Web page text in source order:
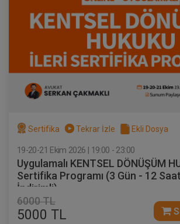
Sertifika Tekrar İzle Ekli Dosya
19-20-21 Ekim 2026 | 19:00 - 23:00
Uygulamalı KENTSEL DÖNÜŞÜM
Sertifika Programı (3 Gün - 12
İndirimli)
6000 TL
5000 TL